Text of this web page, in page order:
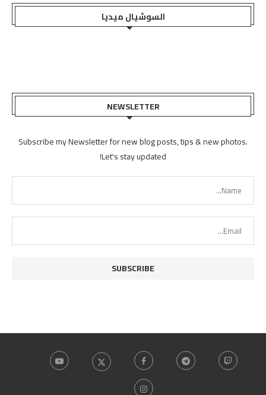
السوشيال ميديا
NEWSLETTER
Subscribe my Newsletter for new blog posts, tips & new photos.
Let's stay updated!